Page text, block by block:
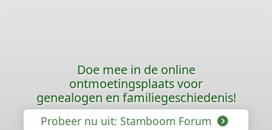
Doe mee in de online
ontmoetingsplaats voor
genealogen en familiegeschiedenis!
Probeer nu uit: Stamboom Forum